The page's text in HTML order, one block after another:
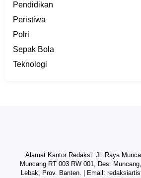
Pendidikan
Peristiwa
Polri
Sepak Bola
Teknologi
Alamat Kantor Redaksi: Jl. Raya
Muncang RT 003 RW 001, Des.
Lebak, Prov. Banten. | Email: